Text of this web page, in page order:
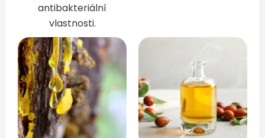
antibakteriální
vlastnosti.